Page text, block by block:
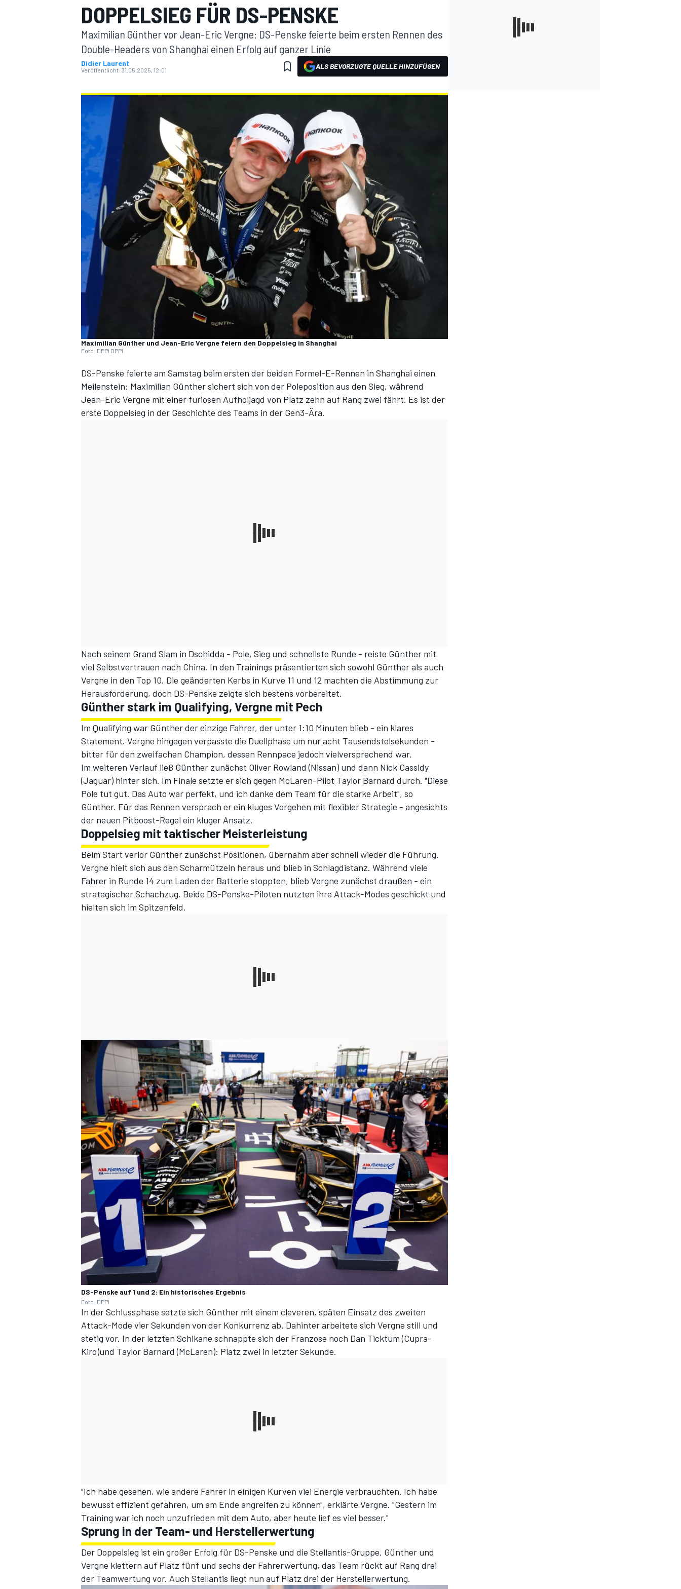
MOTOGP
DTM
SPORTWAGEN
DOPPELSIEG FÜR DS-PENSKE
Maximilian Günther vor Jean-Eric Vergne: DS-Penske feierte beim ersten Rennen des
Double-Headers von Shanghai einen Erfolg auf ganzer Linie
Didier Laurent
Veröffentlicht: 31.05.2025, 12:01 ALS BEVORZUGTE QUELLE HINZUFÜGEN
Maximilian Günther und Jean-Eric Vergne feiern den Doppelsieg in Shanghai
Foto: DPPI DPPI
DS-Penske feierte am Samstag beim ersten der beiden Formel-E-Rennen in Shanghai einen
Meilenstein: Maximilian Günther sichert sich von der Poleposition aus den Sieg, während
Jean-Eric Vergne mit einer furiosen Aufholjagd von Platz zehn auf Rang zwei fährt. Es ist der
erste Doppelsieg in der Geschichte des Teams in der Gen3-Ära.
Nach seinem Grand Slam in Dschidda - Pole, Sieg und schnellste Runde - reiste Günther mit
viel Selbstvertrauen nach China. In den Trainings präsentierten sich sowohl Günther als auch
Vergne in den Top 10. Die geänderten Kerbs in Kurve 11 und 12 machten die Abstimmung zur
Herausforderung, doch DS-Penske zeigte sich bestens vorbereitet.
Günther stark im Qualifying, Vergne mit Pech
Im Qualifying war Günther der einzige Fahrer, der unter 1:10 Minuten blieb - ein klares
Statement. Vergne hingegen verpasste die Duellphase um nur acht Tausendstelsekunden -
bitter für den zweifachen Champion, dessen Rennpace jedoch vielversprechend war.
Im weiteren Verlauf ließ Günther zunächst Oliver Rowland (Nissan) und dann Nick Cassidy
(Jaguar) hinter sich. Im Finale setzte er sich gegen McLaren-Pilot Taylor Barnard durch. "Diese
Pole tut gut. Das Auto war perfekt, und ich danke dem Team für die starke Arbeit", so
Günther. Für das Rennen versprach er ein kluges Vorgehen mit flexibler Strategie - angesichts
der neuen Pitboost-Regel ein kluger Ansatz.
Doppelsieg mit taktischer Meisterleistung
Beim Start verlor Günther zunächst Positionen, übernahm aber schnell wieder die Führung.
Vergne hielt sich aus den Scharmützeln heraus und blieb in Schlagdistanz. Während viele
Fahrer in Runde 14 zum Laden der Batterie stoppten, blieb Vergne zunächst draußen - ein
strategischer Schachzug. Beide DS-Penske-Piloten nutzten ihre Attack-Modes geschickt und
hielten sich im Spitzenfeld.
DS-Penske auf 1 und 2: Ein historisches Ergebnis
Foto: DPPI
In der Schlussphase setzte sich Günther mit einem cleveren, späten Einsatz des zweiten
Attack-Mode vier Sekunden von der Konkurrenz ab. Dahinter arbeitete sich Vergne still und
stetig vor. In der letzten Schikane schnappte sich der Franzose noch Dan Ticktum (Cupra-
Kiro)und Taylor Barnard (McLaren): Platz zwei in letzter Sekunde.
"Ich habe gesehen, wie andere Fahrer in einigen Kurven viel Energie verbrauchten. Ich habe
bewusst effizient gefahren, um am Ende angreifen zu können", erklärte Vergne. "Gestern im
Training war ich noch unzufrieden mit dem Auto, aber heute lief es viel besser."
Sprung in der Team- und Herstellerwertung
Der Doppelsieg ist ein großer Erfolg für DS-Penske und die Stellantis-Gruppe. Günther und
Vergne klettern auf Platz fünf und sechs der Fahrerwertung, das Team rückt auf Rang drei
der Teamwertung vor. Auch Stellantis liegt nun auf Platz drei der Herstellerwertung.